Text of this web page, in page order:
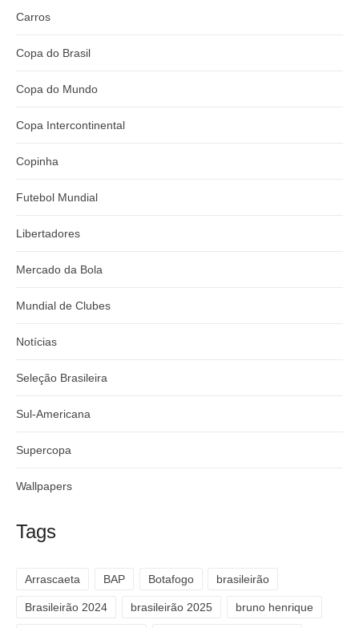
Carros
Copa do Brasil
Copa do Mundo
Copa Intercontinental
Copinha
Futebol Mundial
Libertadores
Mercado da Bola
Mundial de Clubes
Notícias
Seleção Brasileira
Sul-Americana
Supercopa
Wallpapers
Tags
Arrascaeta BAP Botafogo brasileirão
Brasileirão 2024 brasileirão 2025 bruno henrique